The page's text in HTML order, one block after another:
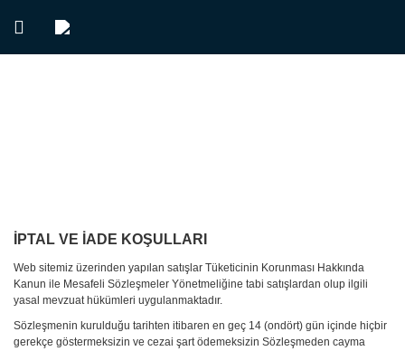
İPTAL VE İADE KOŞULLARI
Web sitemiz üzerinden yapılan satışlar Tüketicinin Korunması Hakkında
Kanun ile Mesafeli Sözleşmeler Yönetmeliğine tabi satışlardan olup ilgili
yasal mevzuat hükümleri uygulanmaktadır.
Sözleşmenin kurulduğu tarihten itibaren en geç 14 (ondört) gün içinde hiçbir
gerekçe göstermeksizin ve cezai şart ödemeksizin Sözleşmeden cayma